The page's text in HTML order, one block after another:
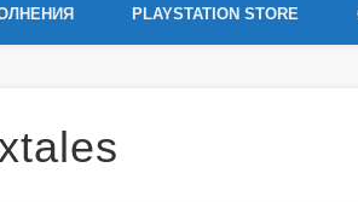
PLAYSTATION STORE